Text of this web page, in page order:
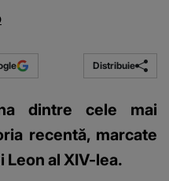
Distribuie
dintre cele mai
recentă, marcate
Leon al XIV-lea.